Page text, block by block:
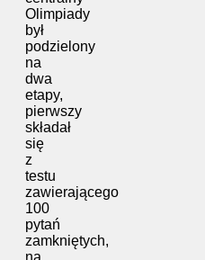
Olimpiady
był
podzielony
na
dwa
etapy,
pierwszy
składał
się
z
testu
zawierającego
100
pytań
zamkniętych,
na